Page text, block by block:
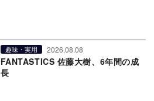
趣味・実用 2026.08.08
FANTASTICS 佐藤大樹、6年間の成
長